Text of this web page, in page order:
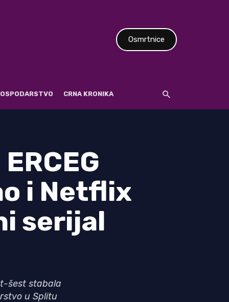
Osmrtnice
CRNA KRONIKA
i Netflix
serijal
šest stabala
u Splitu